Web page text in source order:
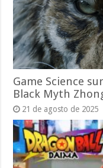
Game Science
Black Myth
21 de agosto de 2025